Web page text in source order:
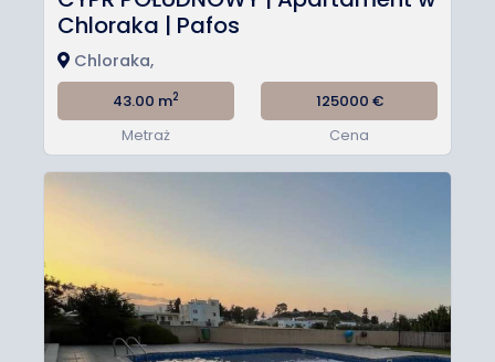
Chloraka | Pafos
Chloraka,
43.00 m2
Metraż
125000 €
Cena